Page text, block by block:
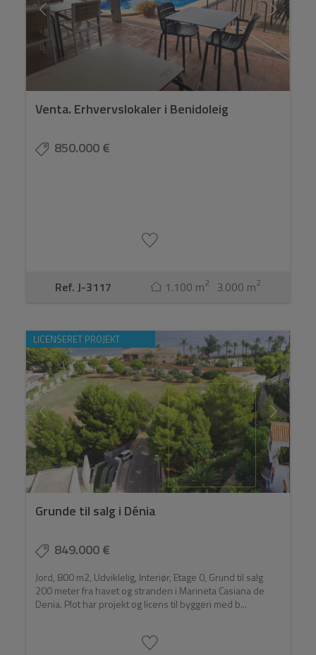
Venta. Erhvervslokaler i Benidoleig
850.000 €
Ref. J-3117 1.100 m2 3.000 m2
LICENSERET PROJEKT
Grunde til salg i Dénia
849.000 €
Jord, 800 m2, Udviklelig, Interiør, Etage 0, Grund til salg
200 meter fra havet og stranden i Marineta Casiana de
Denia. Plot har projekt og licens til byggeri med b...